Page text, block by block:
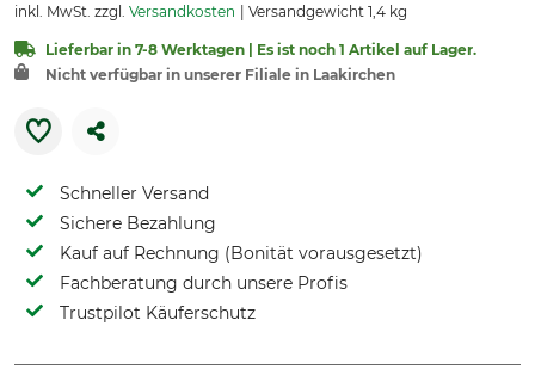
inkl. MwSt. zzgl. Versandkosten Versandgewicht 1,4 kg
Lieferbar in 7-8 Werktagen | Es ist noch 1 Artikel auf Lager.
Nicht verfügbar in unserer Filiale in Laakirchen
Schneller Versand
Sichere Bezahlung
Kauf auf Rechnung (Bonität vorausgesetzt)
Fachberatung durch unsere Profis
Trustpilot Käuferschutz